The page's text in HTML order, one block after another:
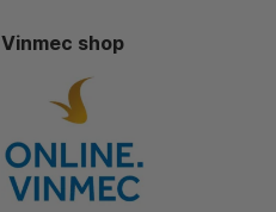
Vinmec shop